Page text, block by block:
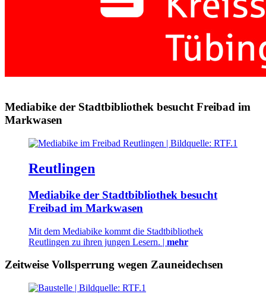
Mediabike der Stadtbibliothek besucht Freibad im
Markwasen
Reutlingen
Mediabike der Stadtbibliothek besucht
Freibad im Markwasen
Mit dem Mediabike kommt die Stadtbibliothek
Reutlingen zu ihren jungen Lesern. | mehr
Zeitweise Vollsperrung wegen Zauneidechsen